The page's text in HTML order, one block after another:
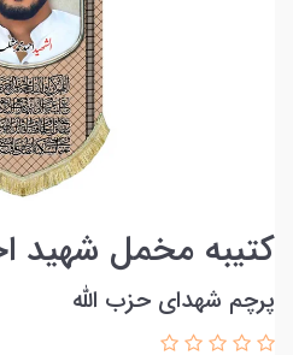
کتیبه مخمل شهید
پرچم شهدای حزب الله